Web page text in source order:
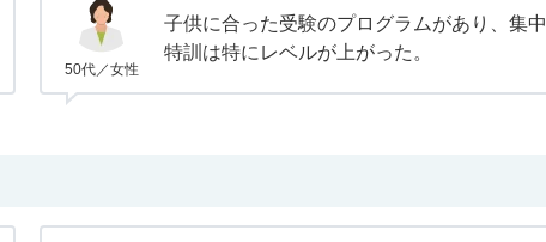
50代／女性
子供に合った受験のプログラムがあり、集中
特訓は特にレベルが上がった。